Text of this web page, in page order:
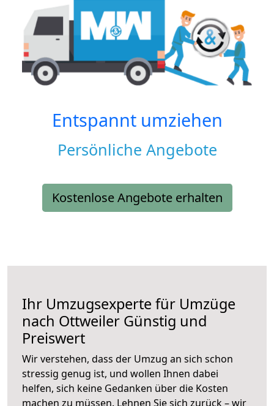
Entspannt umziehen
Persönliche Angebote
Kostenlose Angebote erhalten
Ihr Umzugsexperte für Umzüge
nach Ottweiler Günstig und
Preiswert
Wir verstehen, dass der Umzug an sich schon
stressig genug ist, und wollen Ihnen dabei
helfen, sich keine Gedanken über die Kosten
machen zu müssen. Lehnen Sie sich zurück – wir